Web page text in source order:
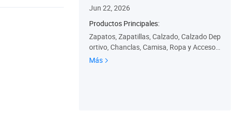
Jun 22, 2026
Productos Principales:
Zapatos, Zapatillas, Calzado, Calzado Dep
ortivo, Chanclas, Camisa, Ropa y Accesori
os, Bolsa, Suela, Zapatos para Niños
Más